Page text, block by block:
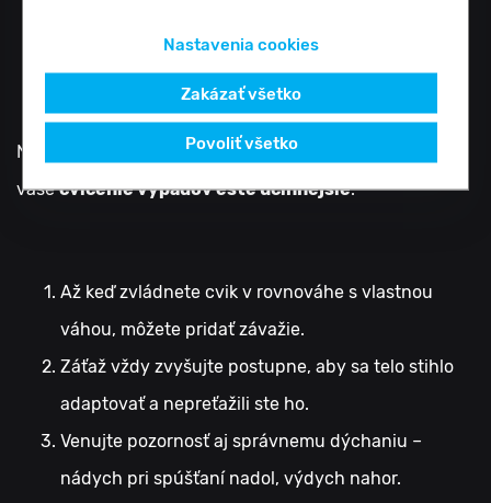
Tipy na záver
Nakoniec prinášame niekoľko tipov, vďaka ktorým bude
vašecvičenie výpadov ešte účinnejšie.
Až keď zvládnete cvik v rovnováhe s vlastnou
váhou, môžete pridať závažie.
Záťaž vždy zvyšujte postupne, aby sa telo stihlo
adaptovať a nepreťažili ste ho.
Venujte pozornosť aj správnemu dýchaniu –
nádych pri spúšťaní nadol, výdych nahor.
Nastavenia cookies
Zakázať všetko
Povoliť všetko